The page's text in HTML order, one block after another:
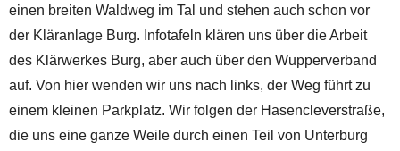
einen breiten Waldweg im Tal und stehen auch schon vor
der Kläranlage Burg. Infotafeln klären uns über die Arbeit
des Klärwerkes Burg, aber auch über den Wupperverband
auf. Von hier wenden wir uns nach links, der Weg führt zu
einem kleinen Parkplatz. Wir folgen der Hasencleverstraße,
die uns eine ganze Weile durch einen Teil von Unterburg